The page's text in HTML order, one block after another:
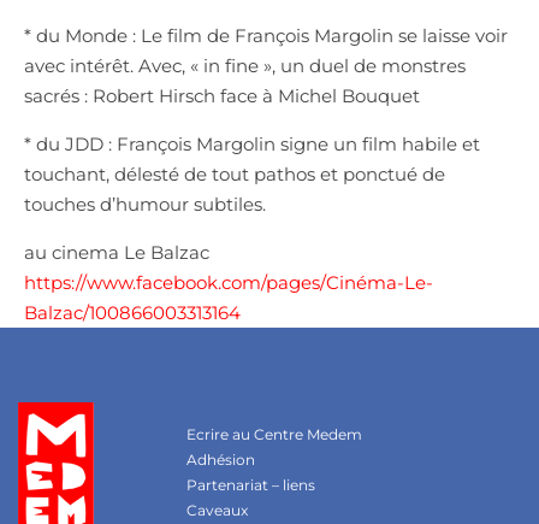
* du Monde : Le film de François Margolin se laisse voir
avec intérêt. Avec, « in fine », un duel de monstres
sacrés : Robert Hirsch face à Michel Bouquet
* du JDD : François Margolin signe un film habile et
touchant, délesté de tout pathos et ponctué de
touches d’humour subtiles.
au cinema Le Balzac
https://www.facebook.com/pages/Cinéma-Le-
Balzac/100866003313164
Ecrire au Centre Medem
Adhésion
Partenariat – liens
Caveaux